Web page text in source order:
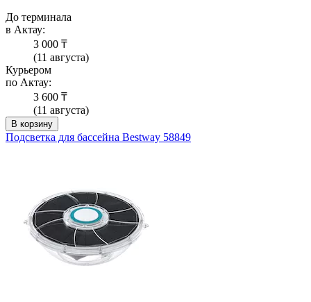
До терминала
в Актау:
3 000 ₸
(11 августа)
Курьером
по Актау:
3 600 ₸
(11 августа)
В корзину
Подсветка для бассейна Bestway 58849